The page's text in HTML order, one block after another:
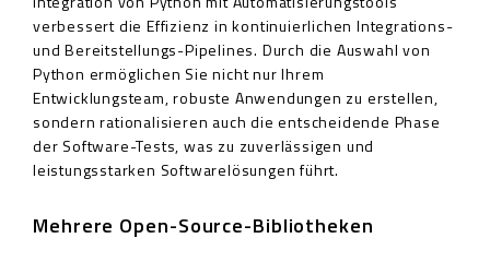
verbessert die Effizienz in kontinuierlichen Integrations-
und Bereitstellungs-Pipelines. Durch die Auswahl von
Python ermöglichen Sie nicht nur Ihrem
Entwicklungsteam, robuste Anwendungen zu erstellen,
sondern rationalisieren auch die entscheidende Phase
der Software-Tests, was zu zuverlässigen und
leistungsstarken Softwarelösungen führt.
Mehrere Open-Source-Bibliotheken